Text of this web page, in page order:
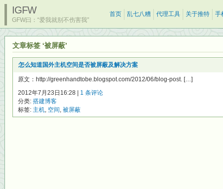
IGFW
GFW曰：“爱我就别不伤害我”
首页 乱七八糟 代理工具 关于推特 手
文章标签 ‘被屏蔽’
怎么知道国外主机空间是否被屏蔽及解决方案
原文：http://greenhandtobe.blogspot.com/2012/06/blog-post. […]
2012年7月23日16:28 | 1 条评论
分类: 搭建博客
标签: 主机, 空间, 被屏蔽